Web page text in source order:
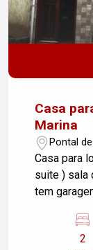
Casa
Marina
Pontal
Casa para
suite ) sala
tem
pequeno
seguro 2